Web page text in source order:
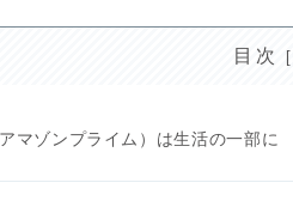
目次
マゾンプライム）は生活の一部に